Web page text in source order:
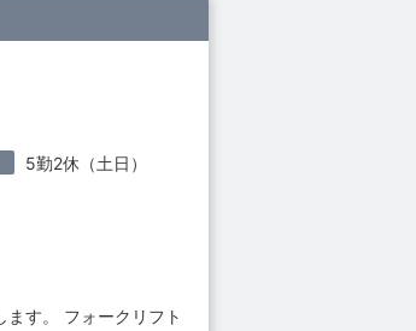
5勤2休（土日）
す。 フォークリフト